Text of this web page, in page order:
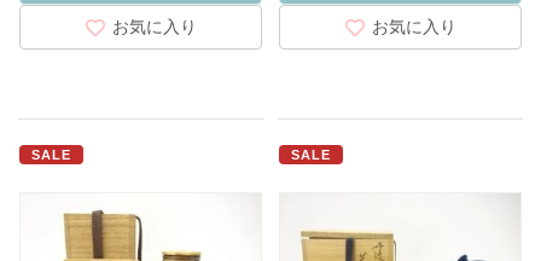
お気に入り お気に入り
SALE SALE